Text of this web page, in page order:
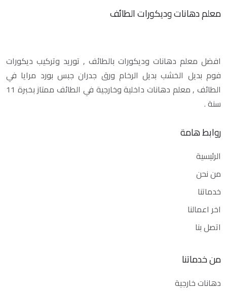
معلم دهانات وديكورات الطائف
افضل معلم دهانات وديكورات بالطائف , توريد وتركيب ديكورات
فوم بديل الخشب بديل الرخام ورق جدران جبس بورد مرايا في
الطائف , معلم دهانات داخلية وخارجية في الطائف ممتاز بخبرة 11
سنة .
روابط هامة
الرئيسية
من نحن
خدماتنا
اخر اعمالنا
اتصل بنا
من خدماتنا
دهانات خارجية